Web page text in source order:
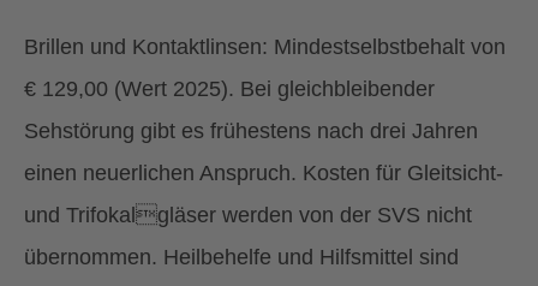
Brillen und Kontaktlinsen: Mindestselbstbehalt von
€ 129,00 (Wert 2025). Bei gleichbleibender
Sehstörung gibt es frühestens nach drei Jahren
einen neuerlichen Anspruch. Kosten für Gleitsicht-
und Trifokalgläser werden von der SVS nicht
übernommen. Heilbehelfe und Hilfsmittel sind